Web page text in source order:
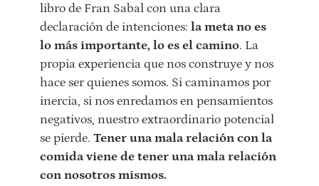
libro de Fran Sabal con una clara
declaración de intenciones: la meta no es
lo más importante, lo es el camino. La
propia experiencia que nos construye y nos
hace ser quienes somos. Si caminamos por
inercia, si nos enredamos en pensamientos
negativos, nuestro extraordinario potencial
se pierde. Tener una mala relación con la
comida viene de tener una mala relación
con nosotros mismos.